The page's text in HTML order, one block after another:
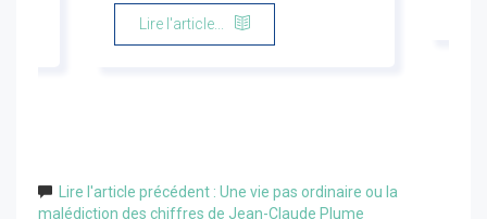
Lire l'article...
Lire l'article précédent : Une vie pas ordinaire ou la
malédiction des chiffres de Jean-Claude Plume